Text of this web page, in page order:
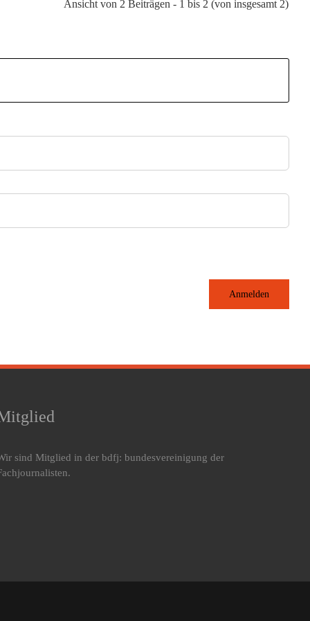
Ansicht von 2 Beiträgen - 1 bis 2 (von insgesamt 2)
Anmelden
sind Mitglied in der bdfj: bundesvereinigung der